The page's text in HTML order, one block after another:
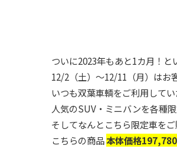
ついに2023年もあと1カ月！と
12/2（土）～12/11（月）はお
いつも双葉車輌をご利用して
人気のSUV・ミニバンを各種
そしてなんとこちら限定車を
こちらの商品本体価格